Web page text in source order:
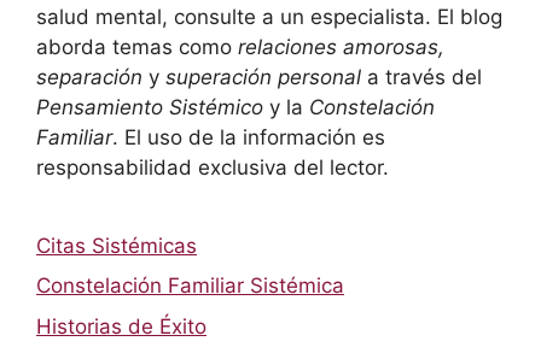
salud mental, consulte a un especialista. El blog
aborda temas como relaciones amorosas,
separación y superación personal a través del
Pensamiento Sistémico y la Constelación
Familiar. El uso de la información es
responsabilidad exclusiva del lector.
Citas Sistémicas
Constelación Familiar Sistémica
Historias de Éxito